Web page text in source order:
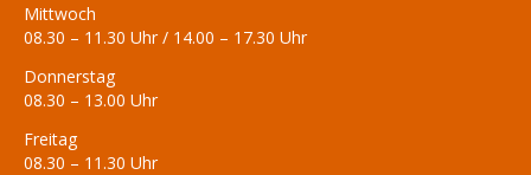
Mittwoch
08.30 – 11.30 Uhr / 14.00 – 17.30 Uhr
Donnerstag
08.30 – 13.00 Uhr
Freitag
08.30 – 11.30 Uhr